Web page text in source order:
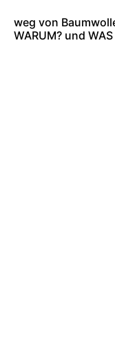
weg von
WARUM? und